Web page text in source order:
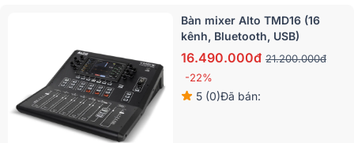
Bàn mixer Alto TMD16 (16
kênh, Bluetooth, USB)
16.490.000đ 21.200.000đ
-22%
5 (0)Đã bán: